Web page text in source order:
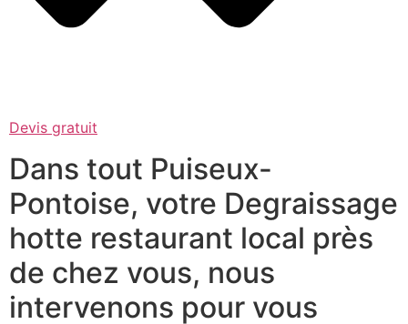
Devis gratuit
Dans tout Puiseux-
Pontoise, votre Degraissage
hotte restaurant local près
de chez vous, nous
intervenons pour vous